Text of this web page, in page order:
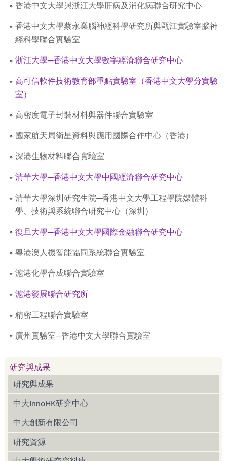
香港中文大學與浙江大學肝病及消化病聯合研究中心
香港中文大學蔡永業腦神經科學研究所與甌江實驗室腦神
經科學聯合實驗室
浙江大學─香港中文大學數字經濟聯合研究中心
高可信軟件技術教育部重點實驗室（香港中文大學分實驗
室）
高密度電子封裝材料與器件聯合實驗室
國家航天局衛星資料與應用國際合作中心（香港）
深港生物材料聯合實驗室
清華大學─香港中文大學中國經濟聯合研究中心
清華大學深圳研究生院─香港中文大學工程學院媒體科
學、技術與系統聯合研究中心（深圳）
復旦大學─香港中文大學國際金融聯合研究中心
粵港澳人機智能協同系統聯合實驗室
滬港化學合成聯合實驗室
滬港發展聯合研究所
精密工程聯合實驗室
廣州實驗室─香港中文大學聯合實驗室
研究與成果
研究與成果
中大InnoHK研究中心
中大創新有限公司
研究資源